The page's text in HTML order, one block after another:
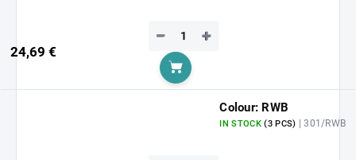
24,69 €
+
−
Add to cart
Colour: RWB
IN STOCK(3 PCS) | 301/RWB